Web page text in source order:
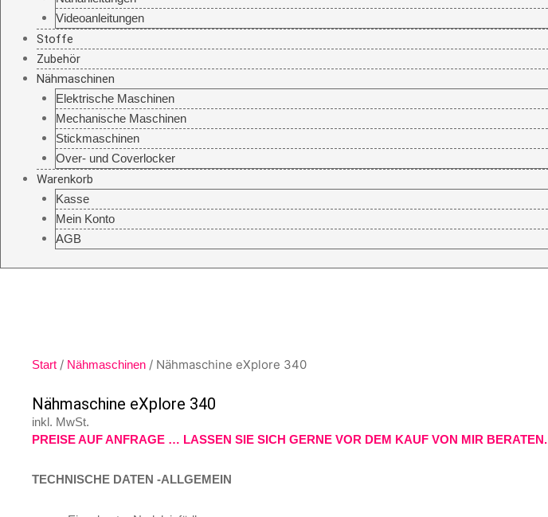
Videoanleitungen
Stoffe
Zubehör
Nähmaschinen
Elektrische Maschinen
Mechanische Maschinen
Stickmaschinen
Over- und Coverlocker
Warenkorb
Kasse
Mein Konto
AGB
Start / Nähmaschinen / Nähmaschine eXplore 340
Nähmaschine eXplore 340
inkl. MwSt.
PREISE AUF ANFRAGE … LASSEN SIE SICH GERNE VOR DEM KAUF VON MIR BERATEN.
TECHNISCHE DATEN -ALLGEMEIN